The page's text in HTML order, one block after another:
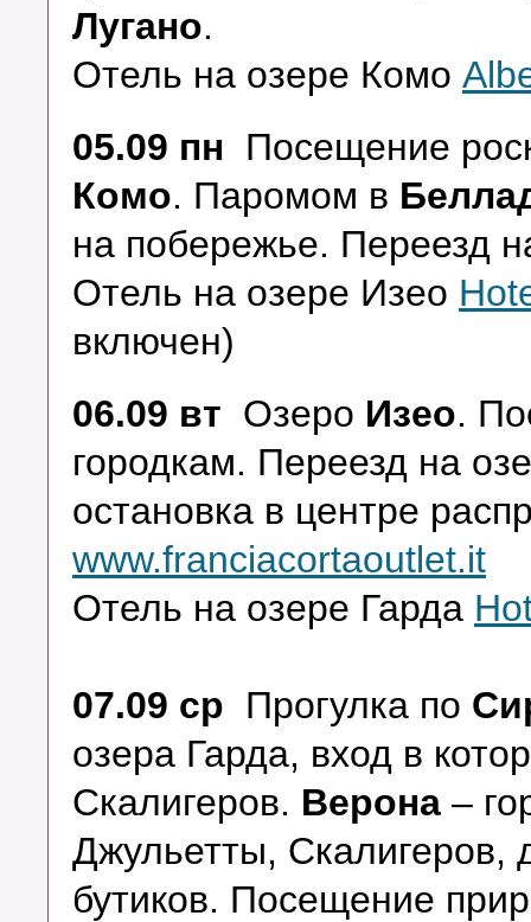
Лугано.
Отель на озере Комо
05.09 пн Посещение
Комо. Паромом в
на побережье. Переезд
Отель на озере Изео
включен)
06.09 вт Озеро Изео.
городкам. Переезд на
остановка в центре
www.franciacortaoutlet.it
Отель на озере Гарда
07.09 ср Прогулка по
озера Гарда, вход в
Скалигеров. Верона –
Джульетты, Скалигеров,
бутиков. Посещение